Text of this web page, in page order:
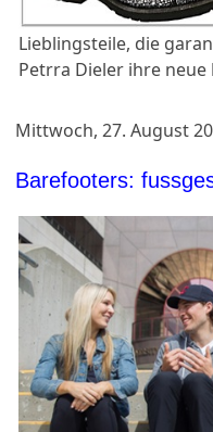
Lieblingsteile, die
Petrra Dieler ihre neue
Mittwoch, 27. August
Barefooters: